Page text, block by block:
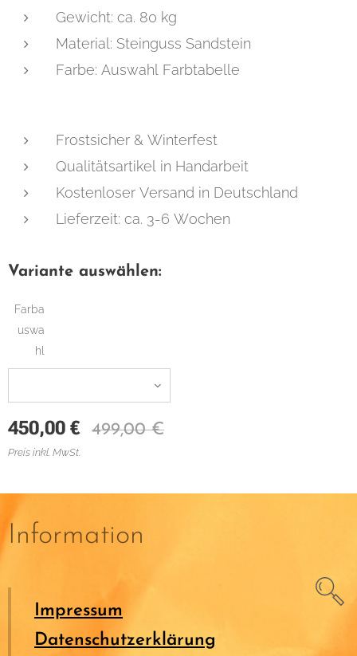
Gewicht: ca. 80 kg
Material: Steinguss Sandstein
Farbe: Auswahl Farbtabelle
Frostsicher & Winterfest
Qualitätsartikel in Handarbeit
Kostenloser Versand in Deutschland
Lieferzeit: ca. 3-6 Wochen
Variante auswählen:
Farba
uswa
hl
450,00 € 499,00€
Preis inkl. MwSt.
Information
Impressum
Datenschutzerklärung